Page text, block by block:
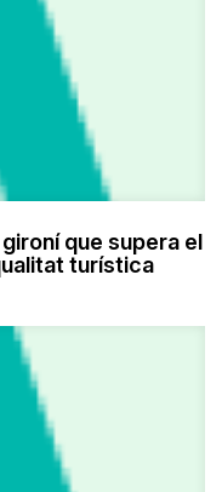
que supera el
turística